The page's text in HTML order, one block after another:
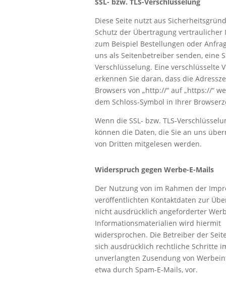
Diese Seite nutzt aus
Schutz der Übertragung vertraulicher
zum Beispiel Bestellungen oder
uns als Seitenbetreiber senden, eine
Verschlüsselung. Eine verschlüsselte
erkennen Sie daran, dass die
Browsers von „http://“ auf „https://“
dem Schloss-Symbol in Ihrer
Wenn die SSL- bzw. TLS-
können die Daten, die Sie an uns
von Dritten mitgelesen werden.
Widerspruch gegen Werbe-E-Mails
Der Nutzung von im Rahmen der
veröffentlichten Kontaktdaten zur
nicht ausdrücklich angeforderter
Informationsmaterialien wird hiermit
widersprochen. Die Betreiber der
sich ausdrücklich rechtliche Schritte
unverlangten Zusendung von
etwa durch Spam-E-Mails, vor.